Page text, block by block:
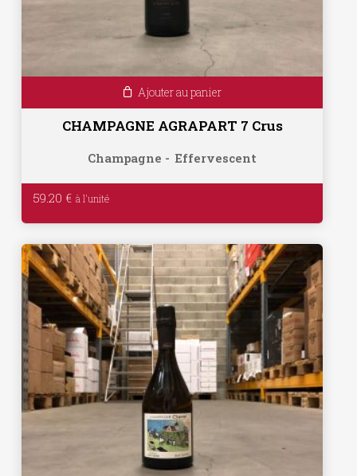
Ajouter au panier
CHAMPAGNE AGRAPART 7 Crus
Champagne Effervescent
59.20 €